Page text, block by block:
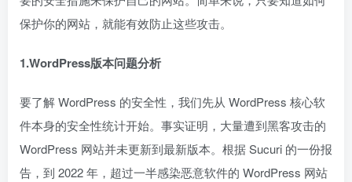
保护你的网站，就能有效防止这些攻击。
1.WordPress版本问题分析
要了解 WordPress 的安全性，我们先从 WordPress 核心软
件本身的安全性统计开始。事实证明，大量遭到黑客攻击的
WordPress 网站并未更新到最新版本。根据 Sucuri 的一份报
告，到 2022 年，超过一半感染恶意软件的 WordPress 网站